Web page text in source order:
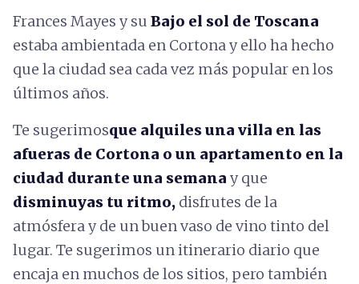
Frances Mayes y su Bajo el sol de Toscana
estaba ambientada en Cortona y ello ha hecho
que la ciudad sea cada vez más popular en los
últimos años.
Te sugerimosque alquiles una villa en las
afueras de Cortona o un apartamento en la
ciudad durante una semana y que
disminuyas tu ritmo, disfrutes de la
atmósfera y de un buen vaso de vino tinto del
lugar. Te sugerimos un itinerario diario que
encaja en muchos de los sitios, pero también